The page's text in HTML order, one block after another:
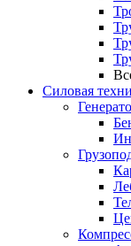
Силовая